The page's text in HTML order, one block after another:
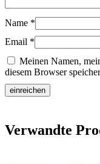
Name *
Email *
Meinen Namen,
diesem Browser
Verwandte